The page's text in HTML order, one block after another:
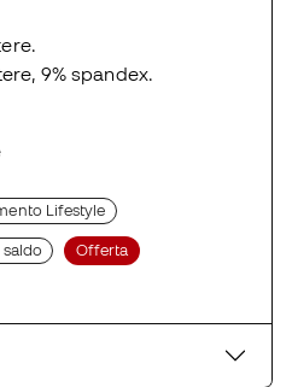
9% spandex.
Lifestyle
Offerta